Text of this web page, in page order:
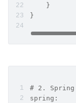
    }
}
# 2. Spring
spring: